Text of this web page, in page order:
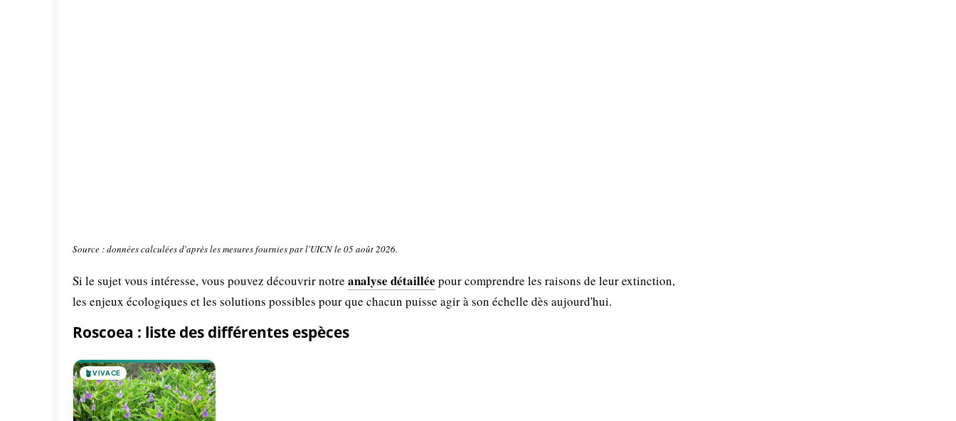
Source : données calculées d'après les mesures fournies par l'UICN le 05 août 2026.
Si le sujet vous intéresse, vous pouvez découvrir notre analyse détaillée pour comprendre les raisons de leur extinction,
les enjeux écologiques et les solutions possibles pour que chacun puisse agir à son échelle dès aujourd'hui.
Roscoea : liste des différentes espèces
🪴VIVACE